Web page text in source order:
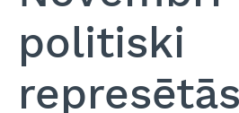
politiski
represētās